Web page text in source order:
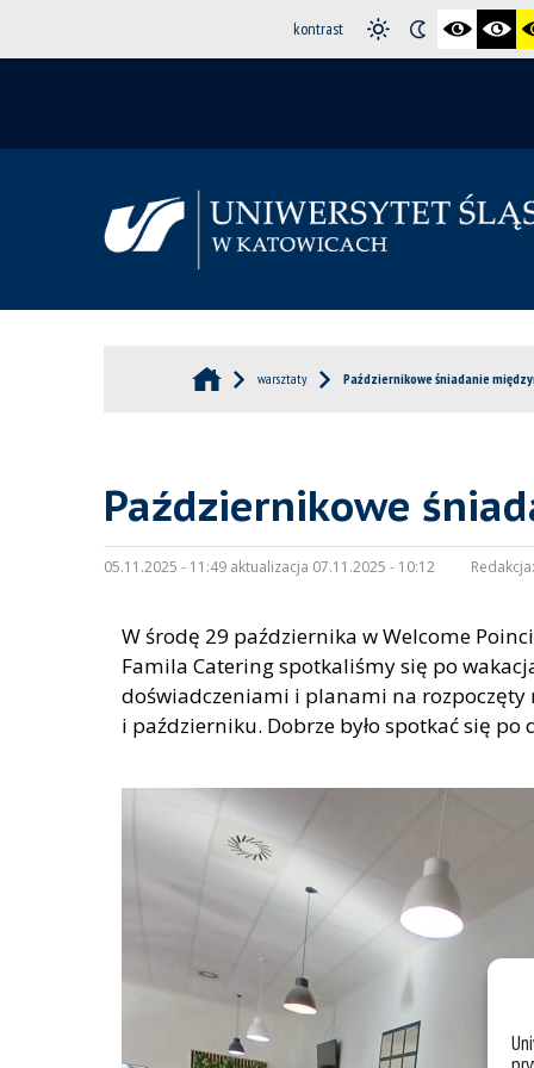
kontrast
warsztaty Październikowe śniadanie
Październikowe
05.11.2025 - 11:49 aktualizacja 07.11.2025 - 10:12 Redakcja:
W środę 29 października w Welcome
Famila Catering spotkaliśmy się po
doświadczeniami i planami na rozpoczęty
i październiku. Dobrze było spotkać się po